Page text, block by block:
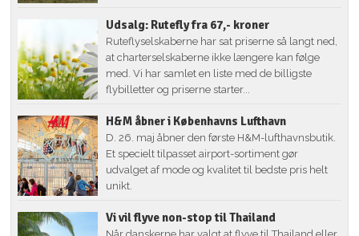
Udsalg: Rutefly fra 67,- kroner
Ruteflyselskaberne har sat priserne så langt ned,
at charterselskaberne ikke længere kan følge
med. Vi har samlet en liste med de billigste
flybilletter og priserne starter...
H&M åbner i Københavns Lufthavn
D. 26. maj åbner den første H&M-lufthavnsbutik.
Et specielt tilpasset airport-sortiment gør
udvalget af mode og kvalitet til bedste pris helt
unikt.
Vi vil flyve non-stop til Thailand